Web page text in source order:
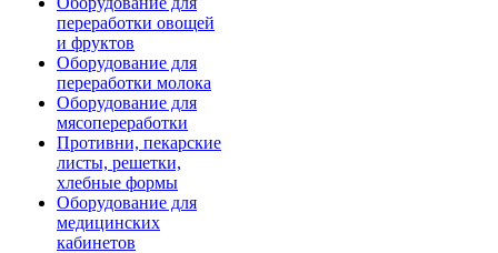
переработки овощей
и фруктов
Оборудование для
переработки молока
Оборудование для
мясопереработки
Противни, пекарские
листы, решетки,
хлебные формы
Оборудование для
медицинских
кабинетов